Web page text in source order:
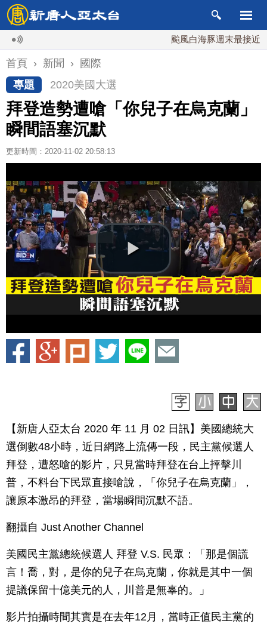
颱風白海豚週末最接近台灣
首頁 › 新聞 ›
國際
專題
2020美國大選
拜登造勢遭嗆「你兒子在烏克蘭」
瞬間語塞沉默
更新時間：2020-11-02 20:58:13
【新唐人亞太台 2020 年 11 月 02 日訊】美國總統大
選倒數48小時，近日網路上流傳一段，民主黨候選人
拜登，遭怒嗆的影片，只見當時拜登在台上抨擊川
普，不料台下民眾直接嗆說，「你兒子在烏克蘭」，
讓原本激昂的拜登，當場瞬間沉默不語。
翻攝自 Just Another Channel
美國民主黨總統候選人 拜登 V.S. 民眾：「那是個謊
言！喬，對，是你的兒子在烏克蘭，你就是其中一個
提議保留十億美元的人，川普是無辜的。」
影片拍攝時間其實是在去年12月，當時正值民主黨的